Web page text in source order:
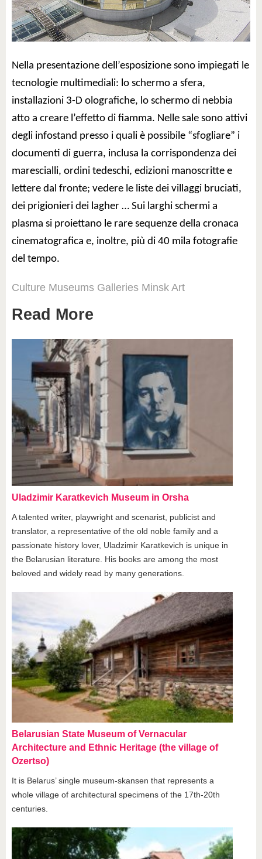
Nella presentazione dell’esposizione sono impiegati le
tecnologie multimediali: lo schermo a sfera,
installazioni 3-D olografiche, lo schermo di nebbia
atto a creare l’effetto di fiamma. Nelle sale sono attivi
degli infostand presso i quali è possibile “sfogliare” i
documenti di guerra, inclusa la corrispondenza dei
marescialli, ordini tedeschi, edizioni manoscritte e
lettere dal fronte; vedere le liste dei villaggi bruciati,
dei prigionieri dei lagher … Sui larghi schermi a
plasma si proiettano le rare sequenze della cronaca
cinematografica e, inoltre, più di 40 mila fotografie
del tempo.
Culture Museums Galleries Minsk Art
Read More
Uladzimir Karatkevich Museum in Orsha
A talented writer, playwright and scenarist, publicist and
translator, a representative of the old noble family and a
passionate history lover, Uladzimir Karatkevich is unique in
the Belarusian literature. His books are among the most
beloved and widely read by many generations.
Belarusian State Museum of Vernacular
Architecture and Ethnic Heritage (the village of
Ozertso)
It is Belarus’ single museum-skansen that represents a
whole village of architectural specimens of the 17th-20th
centuries.